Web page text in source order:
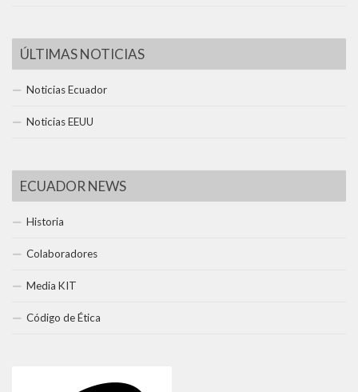
ÚLTIMAS NOTICIAS
Noticias Ecuador
Noticias EEUU
ECUADOR NEWS
Historia
Colaboradores
Media KIT
Código de Ética